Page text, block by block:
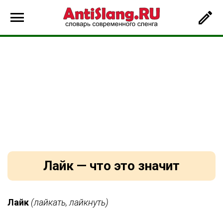
Лайк — что это значит
Лайк (лайкать, лайкнуть)